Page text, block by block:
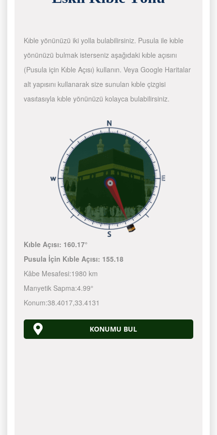
Kıble yönünüzü iki yolla bulabilirsiniz. Pusula ile kıble
yönünüzü bulmak isterseniz aşağıdaki kıble açısını
(Pusula için Kıble Açısı) kullanın. Veya Google Haritalar
alt yapısını kullanarak size sunulan kıble çizgisi
vasıtasıyla kıble yönünüzü kolayca bulabilirsiniz.
Kıble Açısı: 160.17°
Pusula İçin Kıble Açısı: 155.18
Kâbe Mesafesi:1980 km
Manyetik Sapma:4.99°
Konum:38.4017,33.4131
KONUMU BUL